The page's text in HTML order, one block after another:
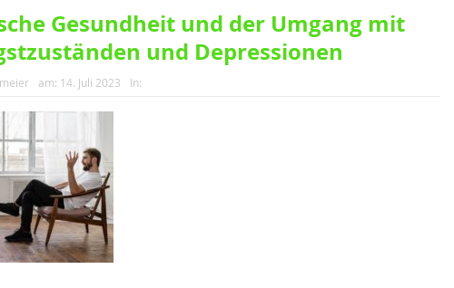
Gesundheit und der Umgang mit
und Depressionen
am: 14. Juli 2023 In: